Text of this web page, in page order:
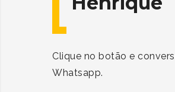
Clique no botão e
Whatsapp.